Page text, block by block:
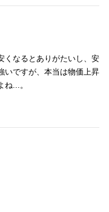
くなるとありがたいし、安
いですが、本当は物価上昇
...。